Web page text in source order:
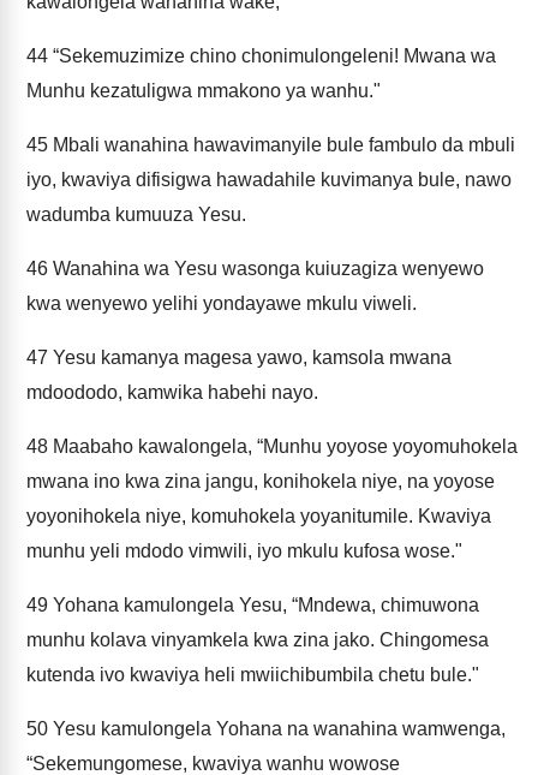
44 “Sekemuzimize chino chonimulongeleni! Mwana wa
Munhu kezatuligwa mmakono ya wanhu."
45 Mbali wanahina hawavimanyile bule fambulo da mbuli
iyo, kwaviya difisigwa hawadahile kuvimanya bule, nawo
wadumba kumuuza Yesu.
46 Wanahina wa Yesu wasonga kuiuzagiza wenyewo
kwa wenyewo yelihi yondayawe mkulu viweli.
47 Yesu kamanya magesa yawo, kamsola mwana
mdoododo, kamwika habehi nayo.
48 Maabaho kawalongela, “Munhu yoyose yoyomuhokela
mwana ino kwa zina jangu, konihokela niye, na yoyose
yoyonihokela niye, komuhokela yoyanitumile. Kwaviya
munhu yeli mdodo vimwili, iyo mkulu kufosa wose."
49 Yohana kamulongela Yesu, “Mndewa, chimuwona
munhu kolava vinyamkela kwa zina jako. Chingomesa
kutenda ivo kwaviya heli mwiichibumbila chetu bule."
50 Yesu kamulongela Yohana na wanahina wamwenga,
“Sekemungomese, kwaviya wanhu wowose